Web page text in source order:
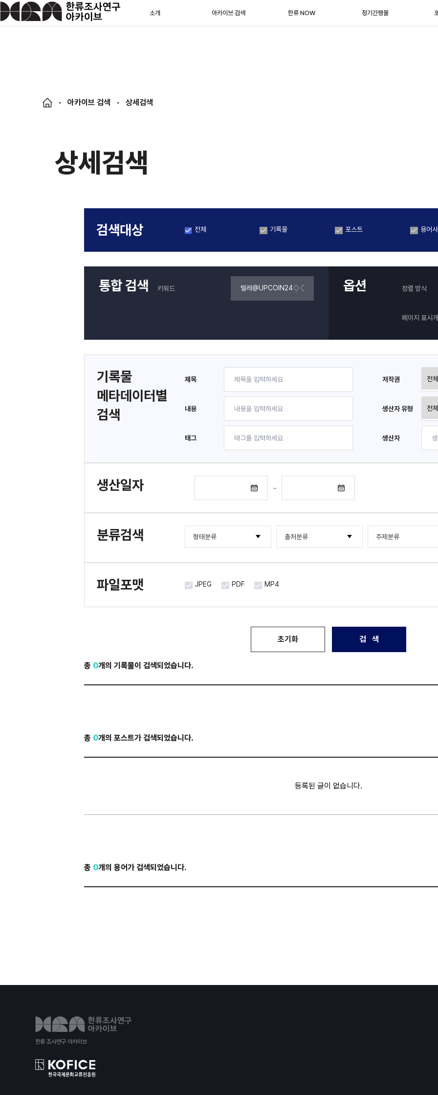
소개 아카이브 검색 한류 NOW 정기간행물
아카이브 검색 상세검색
상세검색
검색대상 전체 기록물 포스트 용어
통합 검색 키워드 옵션 정렬 방식
페이지 표시
기록물
메타데이터별
검색
제목
내용
태그
저작권
생산자 유형
생산자
생산일자 ~
분류검색 형태분류
시청각류
출처분류
국제문화산업교류재단
주제분류
포럼 · 세미나
파일포맷 JPEG PDF MP4
초기화 검 색
총 0개의 기록물이 검색되었습니다.
총 0개의 포스트가 검색되었습니다.
등록된 글이 없습니다.
총 0개의 용어가 검색되었습니다.
한류 조사연구 아카이브